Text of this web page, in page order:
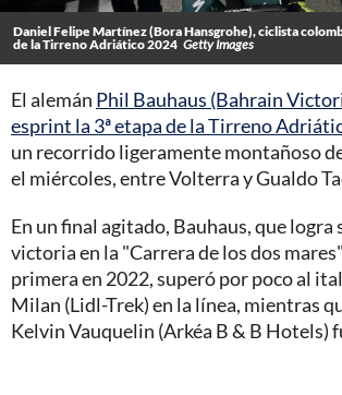
Daniel Felipe Martínez (Bora Hansgrohe), ciclista
de la Tirreno Adriático 2024 Getty Images
El alemán Phil Bauhaus (Bahrain
esprint la 3ª etapa de la Tirreno
un recorrido ligeramente montañoso
el miércoles, entre Volterra y Gualdo
En un final agitado, Bauhaus, que logra
victoria en la "Carrera de los dos
primera en 2022, superó por poco al
Milan (Lidl-Trek) en la línea, mientras
Kelvin Vauquelin (Arkéa B & B Hotels)